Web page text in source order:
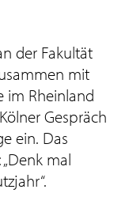
der Fakultät
mit
im Rheinland
Gespräch
ein. Das
mal